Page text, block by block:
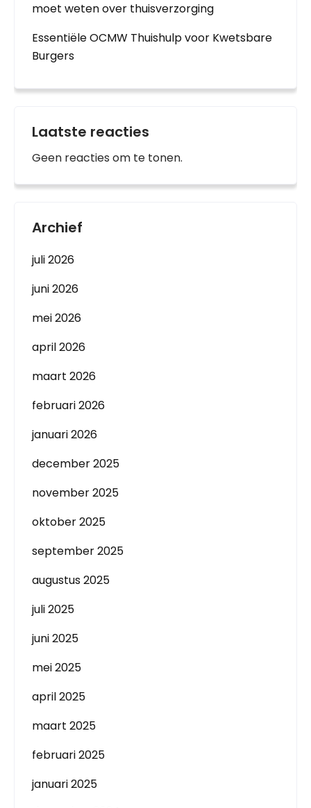
moet weten over thuisverzorging
Essentiële OCMW Thuishulp voor Kwetsbare
Burgers
Laatste reacties
Geen reacties om te tonen.
Archief
juli 2026
juni 2026
mei 2026
april 2026
maart 2026
februari 2026
januari 2026
december 2025
november 2025
oktober 2025
september 2025
augustus 2025
juli 2025
juni 2025
mei 2025
april 2025
maart 2025
februari 2025
januari 2025